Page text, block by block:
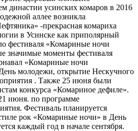
династии усинских комаров в 2016
аллее возникла
-прекрасная комариха
в Усинске как приполярный
фестиваля «Комариные ночи
значимые моменты фестиваля
«Комариные ночи
молодежи, открытие Нескучного
. Также 25 июня были
конкурса «Комариное дефиле».
июня. по программе
Фестиваль планируется
рок «Комариные ночи» в День
каждый год в начале сентября.